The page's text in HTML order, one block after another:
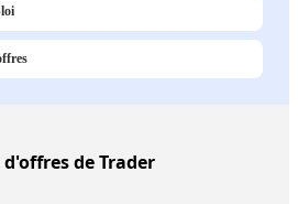
de Trader